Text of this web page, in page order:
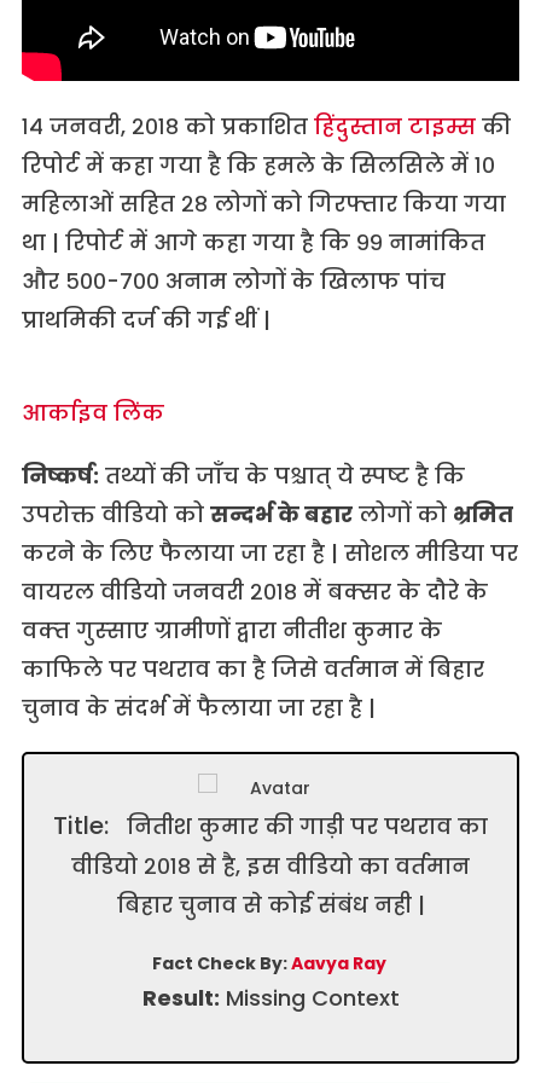
१४ जनवरी, २०१८ को प्रकाशित हिंदुस्तान टाइम्सकी
रिपोर्ट में कहा गया है कि हमले के सिलसिले में १०
महिलाओं सहित २८ लोगों को गिरफ्तार किया गया
था | रिपोर्ट में आगे कहा गया है कि ९९ नामांकित
और ५००-७०० अनाम लोगों के खिलाफ पांच
प्राथमिकी दर्ज की गई थीं |
आर्काइव लिंक
निष्कर्ष: तथ्यों की जाँच के पश्चात् ये स्पष्ट है कि
उपरोक्त वीडियो को सन्दर्भ के बहारलोगों को भ्रमित
करने के लिए फैलाया जा रहा है | सोशल मीडिया पर
वायरल वीडियो जनवरी २०१८ में बक्‍सर के दौरे के
वक्‍त गुस्‍साए ग्रामीणों द्वारा नीतीश कुमार के
काफिले पर पथराव का है जिसे वर्तमान में बिहार
चुनाव के संदर्भ में फैलाया जा रहा है |
Title: नितीश कुमार की गाड़ी पर पथराव का
वीडियो २०१८ से है, इस वीडियो का वर्तमान
बिहार चुनाव से कोई संबंध नही |
Fact Check By:Aavya Ray
Result: Missing Context